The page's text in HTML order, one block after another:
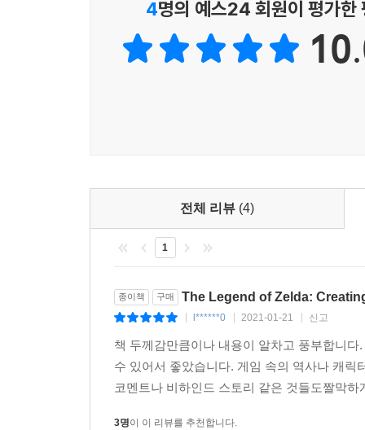
4명의 예스24 회원이 평가한
전체 리뷰 (4)
1
종이책 구매 The Legend of Zelda:
l******0 2021-01-21 신고
책 두께감만큼이나 내용이 알차고 풍부합니
수 있어서 좋았습니다. 게임 속의 역사나 캐
코멘트나 비하인드 스토리 같은 것들도짤막
3명이 이 리뷰를 추천합니다.